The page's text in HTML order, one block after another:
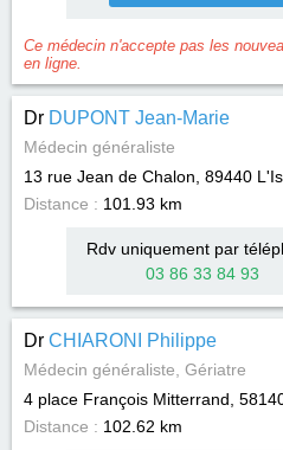
Ce médecin n'accepte pas les
en ligne.
Dr DUPONT Jean-Marie
Médecin généraliste
13 rue Jean de Chalon, 89440
Distance : 101.93 km
Rdv uniquement par
03 86 33 84 93
Dr CHIARONI Philippe
Médecin généraliste, Gériatre
4 place François Mitterrand,
Distance : 102.62 km